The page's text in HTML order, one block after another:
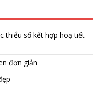
thiểu số kết hợp hoạ tiết
đơn giản